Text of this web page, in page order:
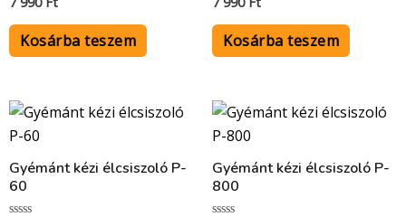
0
/
Kosárba teszem
0
/
Kosárba teszem
Gyémánt kézi élcsiszoló P-
60
Gyémánt kézi élcsiszoló P-
800